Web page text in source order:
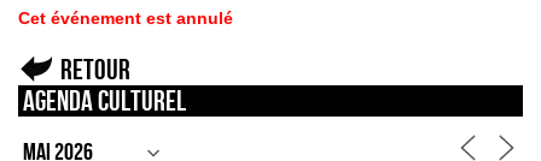
Cet événement est annulé
Retour
Agenda culturel